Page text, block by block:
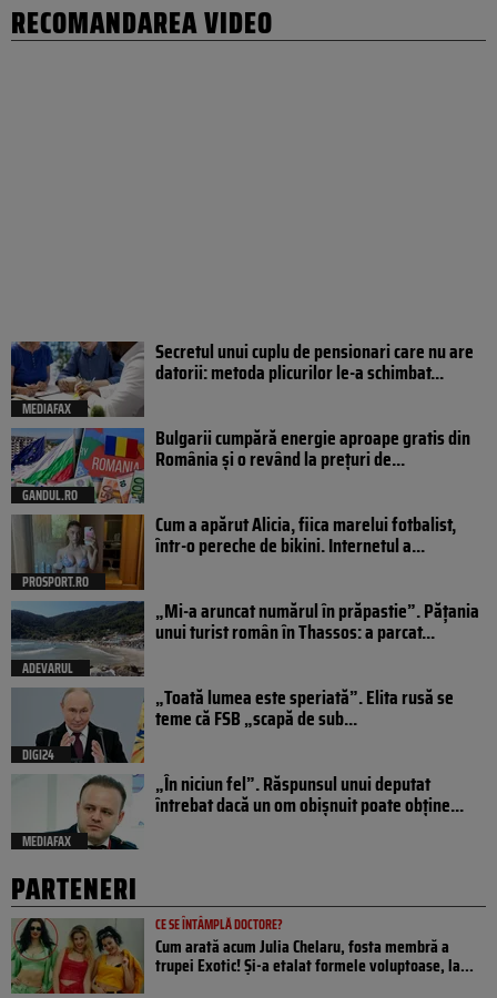
RECOMANDAREA VIDEO
MEDIAFAX
Secretul unui cuplu de pensionari care nu are
datorii: metoda plicurilor le-a schimbat...
GANDUL.RO
Bulgarii cumpără energie aproape gratis din
România și o revând la prețuri de...
PROSPORT.RO
Cum a apărut Alicia, fiica marelui fotbalist,
într-o pereche de bikini. Internetul a...
ADEVARUL
„Mi-a aruncat numărul în prăpastie”. Pățania
unui turist român în Thassos: a parcat...
DIGI24
„Toată lumea este speriată”. Elita rusă se
teme că FSB „scapă de sub...
MEDIAFAX
„În niciun fel”. Răspunsul unui deputat
întrebat dacă un om obișnuit poate obține...
PARTENERI
CE SE ÎNTÂMPLĂ DOCTORE?
Cum arată acum Julia Chelaru, fosta membră a
trupei Exotic! Și-a etalat formele voluptoase, la...